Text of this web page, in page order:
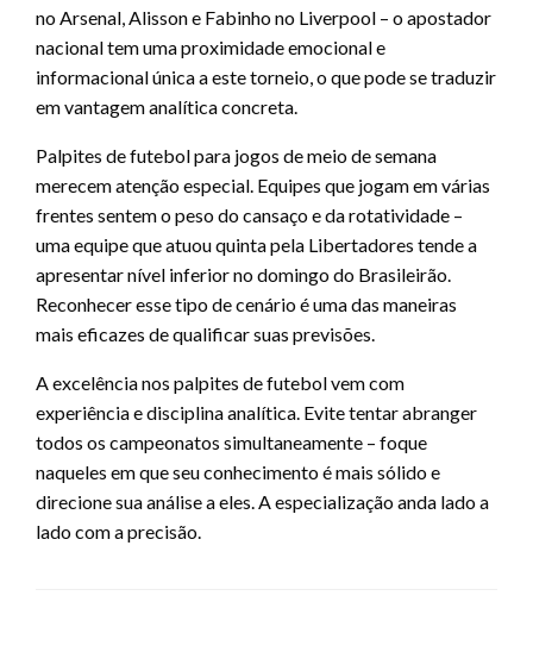
no Arsenal, Alisson e Fabinho no Liverpool – o apostador
nacional tem uma proximidade emocional e
informacional única a este torneio, o que pode se traduzir
em vantagem analítica concreta.
Palpites de futebol para jogos de meio de semana
merecem atenção especial. Equipes que jogam em várias
frentes sentem o peso do cansaço e da rotatividade –
uma equipe que atuou quinta pela Libertadores tende a
apresentar nível inferior no domingo do Brasileirão.
Reconhecer esse tipo de cenário é uma das maneiras
mais eficazes de qualificar suas previsões.
A excelência nos palpites de futebol vem com
experiência e disciplina analítica. Evite tentar abranger
todos os campeonatos simultaneamente – foque
naqueles em que seu conhecimento é mais sólido e
direcione sua análise a eles. A especialização anda lado a
lado com a precisão.